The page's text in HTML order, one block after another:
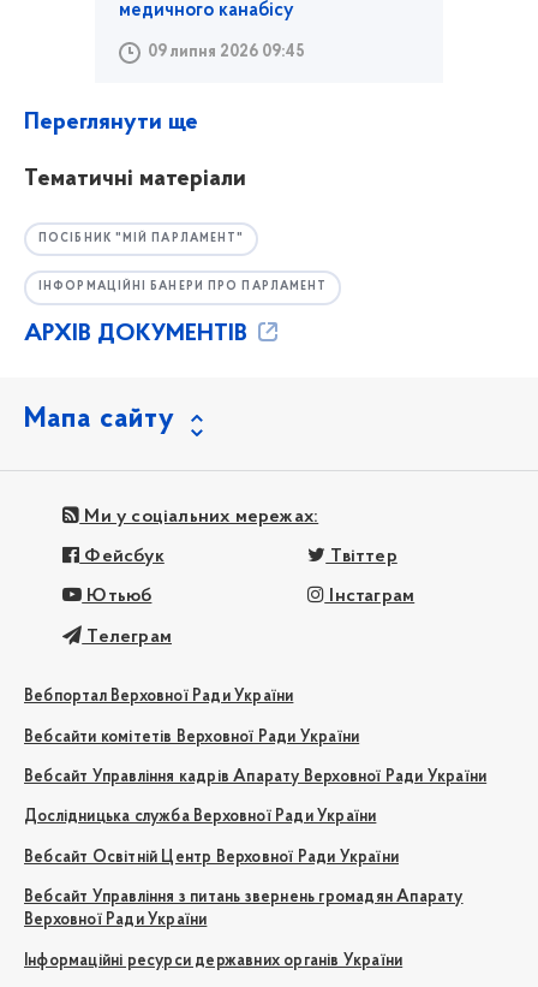
медичного канабісу
09 липня 2026 09:45
Переглянути ще
Тематичні матеріали
ПОСІБНИК "МІЙ ПАРЛАМЕНТ"
ІНФОРМАЦІЙНІ БАНЕРИ ПРО ПАРЛАМЕНТ
АРХІВ ДОКУМЕНТІВ
Мапа сайту
Ми у соціальних мережах:
Фейсбук Твіттер
Ютьюб Інстаграм
Телеграм
Вебпортал Верховної Ради України
Вебсайти комітетів Верховної Ради України
Вебсайт Управління кадрів Апарату Верховної Ради України
Дослідницька служба Верховної Ради України
Вебсайт Освітній Центр Верховної Ради України
Вебсайт Управління з питань звернень громадян Апарату
Верховної Ради України
Інформаційні ресурси державних органів України